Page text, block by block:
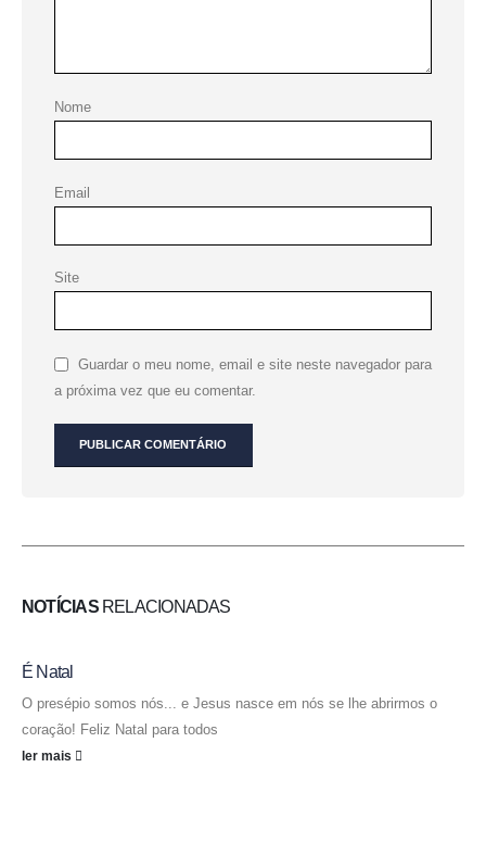
Nome
Email
Site
Guardar o meu nome, email e site neste navegador para
a próxima vez que eu comentar.
NOTÍCIASRELACIONADAS
É Natal
O presépio somos nós... e Jesus nasce em nós se lhe abrirmos o
coração! Feliz Natal para todos
ler mais